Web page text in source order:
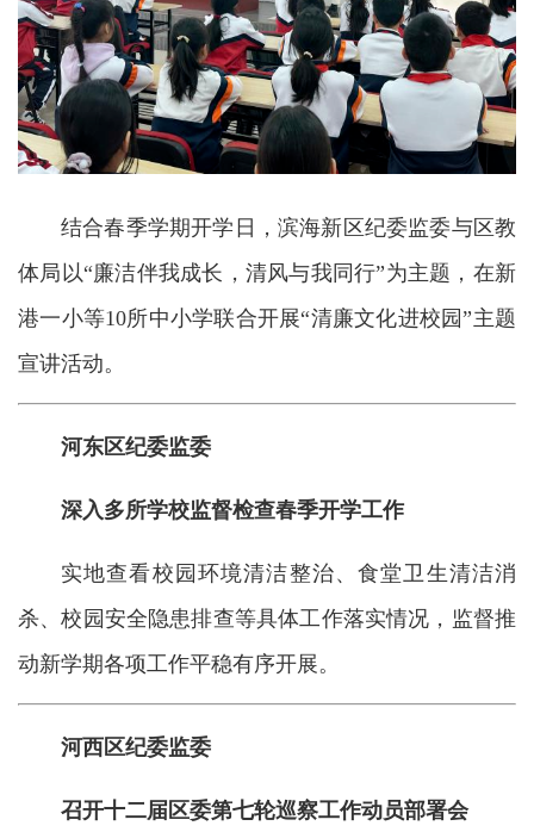
结合春季学期开学日，滨海新区纪委监委与区教
体局以“廉洁伴我成长，清风与我同行”为主题，在新
港一小等10所中小学联合开展“清廉文化进校园”主题
宣讲活动。
河东区纪委监委
深入多所学校监督检查春季开学工作
实地查看校园环境清洁整治、食堂卫生清洁消
杀、校园安全隐患排查等具体工作落实情况，监督推
动新学期各项工作平稳有序开展。
河西区纪委监委
召开十二届区委第七轮巡察工作动员部署会